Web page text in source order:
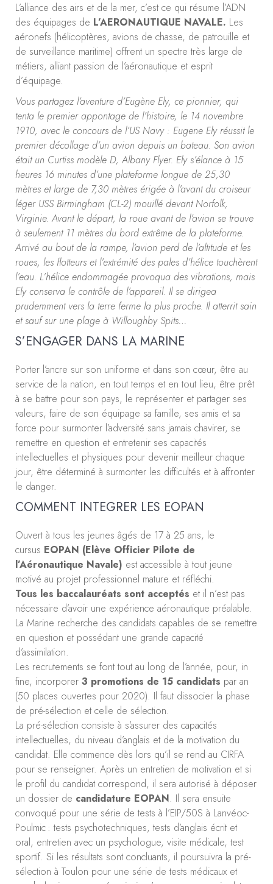
L’alliance des airs et de la mer, c’est ce qui résume l’ADN
des équipages de L’AERONAUTIQUE NAVALE. Les
aéronefs (hélicoptères, avions de chasse, de patrouille et
de surveillance maritime) offrent un spectre très large de
métiers, alliant passion de l’aéronautique et esprit
d’équipage.
Vous partagez l’aventure d’Eugène Ely, ce pionnier, qui
tenta le premier appontage de l’histoire, le 14 novembre
1910, avec le concours de l’US Navy : Eugene Ely réussit le
premier décollage d’un avion depuis un bateau. Son avion
était un Curtiss modèle D, Albany Flyer. Ely s’élance à 15
heures 16 minutes d’une plateforme longue de 25,30
mètres et large de 7,30 mètres érigée à l’avant du croiseur
léger USS Birmingham (CL-2) mouillé devant Norfolk,
Virginie. Avant le départ, la roue avant de l’avion se trouve
à seulement 11 mètres du bord extrême de la plateforme.
Arrivé au bout de la rampe, l’avion perd de l’altitude et les
roues, les flotteurs et l’extrémité des pales d’hélice touchèrent
l’eau. L’hélice endommagée provoqua des vibrations, mais
Ely conserva le contrôle de l’appareil. Il se dirigea
prudemment vers la terre ferme la plus proche. Il atterrit sain
et sauf sur une plage à Willoughby Spits…
S’ENGAGER DANS LA MARINE
Porter l’ancre sur son uniforme et dans son cœur, être au
service de la nation, en tout temps et en tout lieu, être prêt
à se battre pour son pays, le représenter et partager ses
valeurs, faire de son équipage sa famille, ses amis et sa
force pour surmonter l’adversité sans jamais chavirer, se
remettre en question et entretenir ses capacités
intellectuelles et physiques pour devenir meilleur chaque
jour, être déterminé à surmonter les difficultés et à affronter
le danger.
COMMENT INTEGRER LES EOPAN
Ouvert à tous les jeunes âgés de 17 à 25 ans, le
cursus EOPAN (Elève Officier Pilote de
l’Aéronautique Navale) est accessible à tout jeune
motivé au projet professionnel mature et réfléchi.
Tous les baccalauréats sont acceptés et il n’est pas
nécessaire d’avoir une expérience aéronautique préalable.
La Marine recherche des candidats capables de se remettre
en question et possédant une grande capacité
d’assimilation.
Les recrutements se font tout au long de l’année, pour, in
fine, incorporer 3 promotions de 15 candidats par an
(50 places ouvertes pour 2020). Il faut dissocier la phase
de pré-sélection et celle de sélection.
La pré-sélection consiste à s’assurer des capacités
intellectuelles, du niveau d’anglais et de la motivation du
candidat. Elle commence dès lors qu’il se rend au CIRFA
pour se renseigner. Après un entretien de motivation et si
le profil du candidat correspond, il sera autorisé à déposer
un dossier de candidature EOPAN. Il sera ensuite
convoqué pour une série de tests à l’EIP/50S à Lanvéoc-
Poulmic : tests psychotechniques, tests d’anglais écrit et
oral, entretien avec un psychologue, visite médicale, test
sportif. Si les résultats sont concluants, il poursuivra la pré-
sélection à Toulon pour une série de tests médicaux et